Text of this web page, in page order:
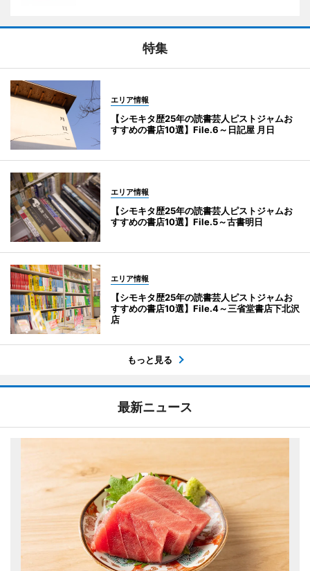
特集
エリア情報
【シモキタ歴25年の読書芸人ピストジャムお
すすめの書店10選】File.6～日記屋 月日
エリア情報
【シモキタ歴25年の読書芸人ピストジャムお
すすめの書店10選】File.5～古書明日
エリア情報
【シモキタ歴25年の読書芸人ピストジャムお
すすめの書店10選】File.4～三省堂書店下北沢
店
もっと見る
最新ニュース